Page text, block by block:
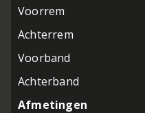
Voorrem
Achterrem
Voorband
Achterband
Afmetingen